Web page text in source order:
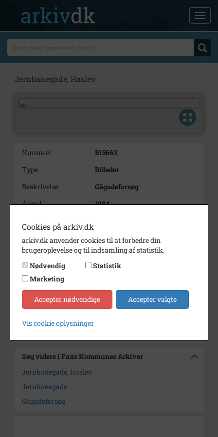
Jernbanegade, Haslev
Nummer
B15663
Type
Billeder
Beskrivelse
Gågadeforsøg
Årstal
1984
Fotograf
Ukendt
Se på kort
Type
Sogn (1000-2050)
Enhed
Haslev Sogn (1000-2050)
Arkiv
Faxe Kommunes Arkiver
Kontakt arkivet
Søg videre i Faxe Kommunes Arkiver
Jernbanegade, Haslev
Jernbanegade
Gågadeforsøg
Cookies på arkiv.dk
arkiv.dk anvender cookies til at forbedre din
brugeroplevelse og til indsamling af statistik.
Nødvendig
Statistik
Marketing
Accepter nødvendige Accepter valgte
Vis cookie oplysninger